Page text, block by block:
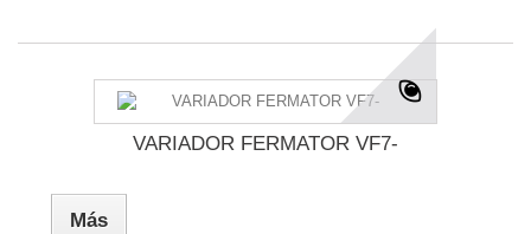
VARIADOR FERMATOR VF7-
Más